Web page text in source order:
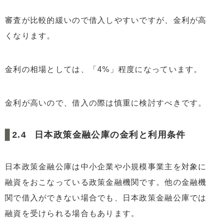
審査が比較的緩いので借入しやすいですが、金利が高
くなります。
金利の相場としては、「4%」程度になっています。
金利が高いので、借入の際は慎重に検討すべきです。
日本政策金融公庫の金利と利用条件
日本政策金融公庫は中小企業や小規模事業主を対象に
融資をおこなっている政策金融機関です。他の金融機
関で借入ができない場合でも、日本政策金融公庫では
融資を受けられる場合もあります。